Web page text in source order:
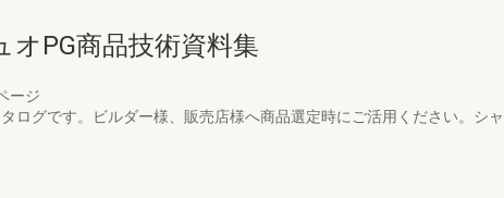
オPG商品技術資料集
ージ
ログです。ビルダー様、販売店様へ商品選定時にご活用ください。シ